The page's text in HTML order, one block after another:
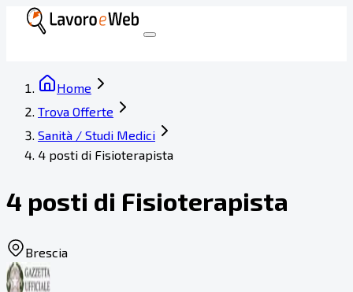
Home
Trova Offerte
Sanità / Studi Medici
4 posti di Fisioterapista
4 posti di Fisioterapista
Brescia